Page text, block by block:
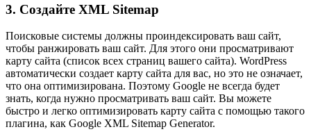
3. Создайте XML Sitemap
Поисковые системы должны проиндексировать ваш сайт,
чтобы ранжировать ваш сайт. Для этого они просматривают
карту сайта (список всех страниц вашего сайта). WordPress
автоматически создает карту сайта для вас, но это не означает,
что она оптимизирована. Поэтому Google не всегда будет
знать, когда нужно просматривать ваш сайт. Вы можете
быстро и легко оптимизировать карту сайта с помощью такого
плагина, как Google XML Sitemap Generator.